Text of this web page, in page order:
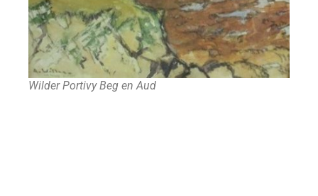
Wilder Portivy Beg en Aud